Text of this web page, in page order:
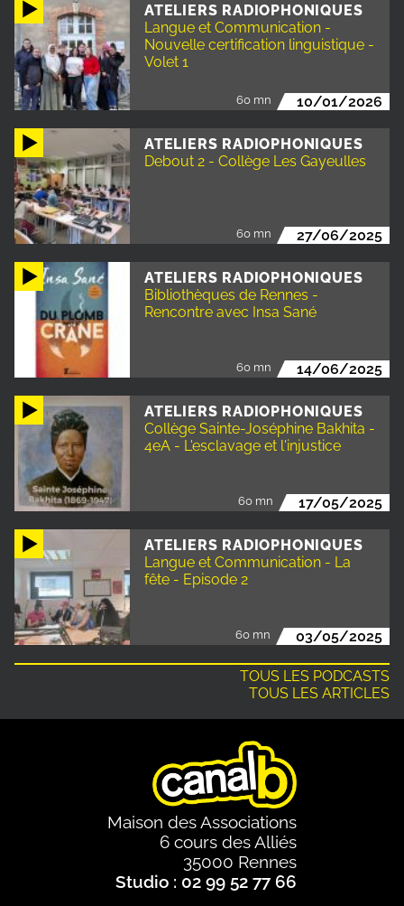
ATELIERS RADIOPHONIQUES
Langue et Communication -
Nouvelle certification linguistique -
Volet 1
60 mn 10/01/2026
ATELIERS RADIOPHONIQUES
Debout 2 - Collège Les Gayeulles
60 mn 27/06/2025
ATELIERS RADIOPHONIQUES
Bibliothèques de Rennes -
Rencontre avec Insa Sané
60 mn 14/06/2025
ATELIERS RADIOPHONIQUES
Collège Sainte-Joséphine Bakhita -
4eA - L'esclavage et l'injustice
60 mn 17/05/2025
ATELIERS RADIOPHONIQUES
Langue et Communication - La
fête - Episode 2
60 mn 03/05/2025
TOUS LES PODCASTS
TOUS LES ARTICLES
Maison des Associations
6 cours des Alliés
35000 Rennes
Studio : 02 99 52 77 66